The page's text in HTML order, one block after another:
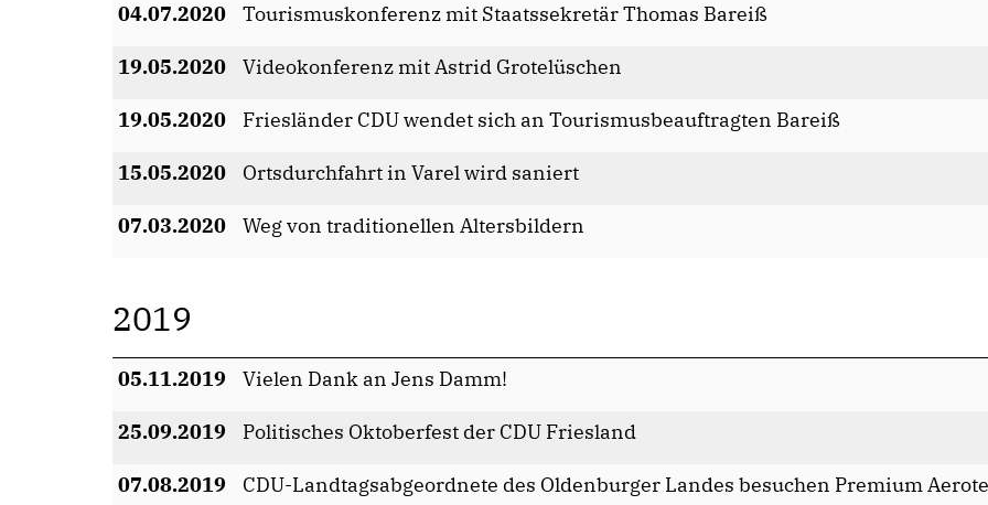
04.07.2020 Tourismuskonferenz mit Staatssekretär Thomas Bareiß
19.05.2020 Videokonferenz mit Astrid Grotelüschen
19.05.2020 Friesländer CDU wendet sich an Tourismusbeauftragten Bareiß
15.05.2020 Ortsdurchfahrt in Varel wird saniert
07.03.2020 Weg von traditionellen Altersbildern
2019
05.11.2019 Vielen Dank an Jens Damm!
25.09.2019 Politisches Oktoberfest der CDU Friesland
07.08.2019 CDU-Landtagsabgeordnete des Oldenburger Landes besuchen Premium